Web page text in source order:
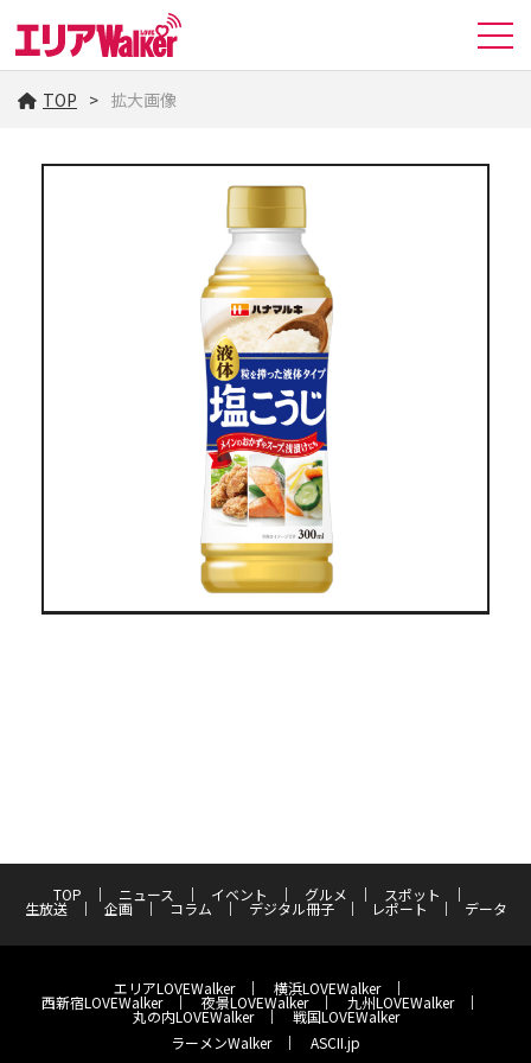
TOP 拡大画像
TOP ニュース イベント グルメ スポット
生放送 企画 コラム デジタル冊子 レポート データ
エリアLOVEWalker 横浜LOVEWalker
西新宿LOVEWalker 夜景LOVEWalker 九州LOVEWalker
丸の内LOVEWalker
戦国LOVEWalker
ラーメンWalker
ASCII.jp